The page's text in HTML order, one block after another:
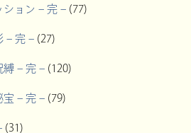
ション – 完 –(77)
– 完 –(27)
縛 – 完 –(120)
宝 – 完 –(79)
(31)